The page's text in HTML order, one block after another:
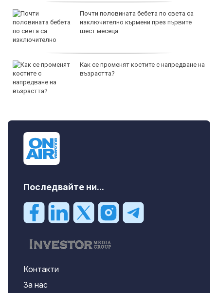
Почти половината бебета по света са
изключително кърмени през първите
шест месеца
Как се променят костите с напредване на
възрастта?
Последвайте ни...
Контакти
За нас